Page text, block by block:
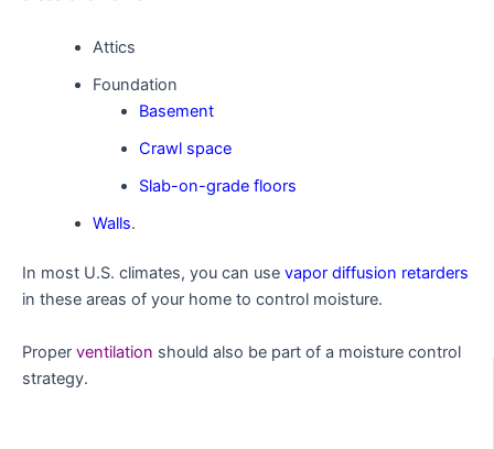
Attics
Foundation
Basement
Crawl space
Slab-on-grade floors
Walls.
In most U.S. climates, you can use vapor diffusion retarders
in these areas of your home to control moisture.
Proper ventilation should also be part of a moisture control
strategy.